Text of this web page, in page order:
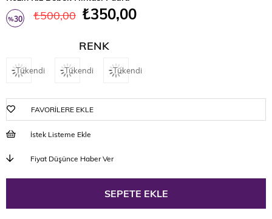
%30 ₺500,00 ₺350,00
RENK
Tükendi Tükendi Tükendi
FAVORILERE EKLE
İstek Listeme Ekle
Fiyat Düşünce Haber Ver